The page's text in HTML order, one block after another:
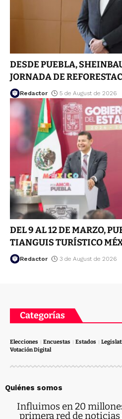
DESDE PUEBLA,
JORNADA DE
Redactor 5 de August de 2026
DEL 9 AL 12 DE MARZO,
TIANGUIS TURÍSTICO
Redactor 3 de August de 2026
Categorías
Elecciones Encuestas Estados
Votación Digital
Quiénes somos
Influimos en 20
primera red de